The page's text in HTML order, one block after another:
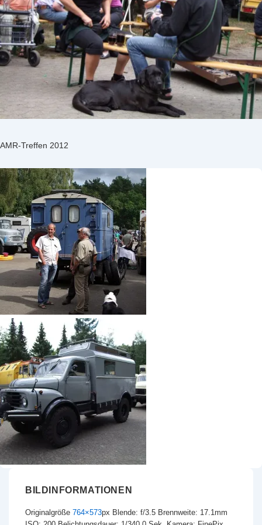
AMR-Treffen 2012
BILDINFORMATIONEN
Originalgröße 764×573px Blende: f/3.5 Brennweite: 17.1mm